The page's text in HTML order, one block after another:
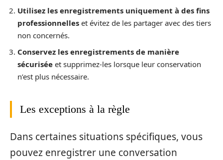
Utilisez les enregistrements uniquement à des fins
professionnelles et évitez de les partager avec des tiers
non concernés.
Conservez les enregistrements de manière
sécurisée et supprimez-les lorsque leur conservation
n’est plus nécessaire.
Les exceptions à la règle
Dans certaines situations spécifiques, vous
pouvez enregistrer une conversation